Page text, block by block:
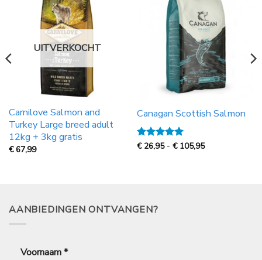
UITVERKOCHT
Carnilove Salmon and
Turkey Large breed adult
12kg + 3kg gratis
€67,99
Canagan Scottish Salmon
Gewaardeerd
€ 26,95 - € 105,95Prijsklasse:
105,95
AANBIEDINGEN ONTVANGEN?
Voornaam*